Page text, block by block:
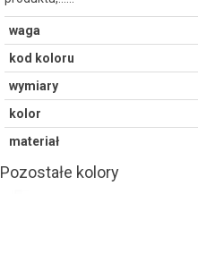
waga
kod koloru
wymiary
kolor
materiał
Pozostałe kolory